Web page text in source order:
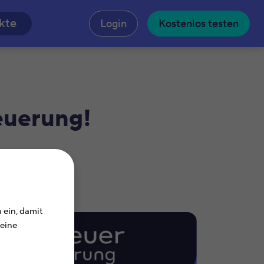
ein, damit
Login Kostenlos testen